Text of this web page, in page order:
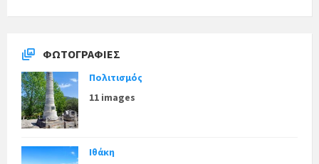
ΦΩΤΟΓΡΑΦΊΕΣ
Πολιτισμός
11 images
Ιθάκη